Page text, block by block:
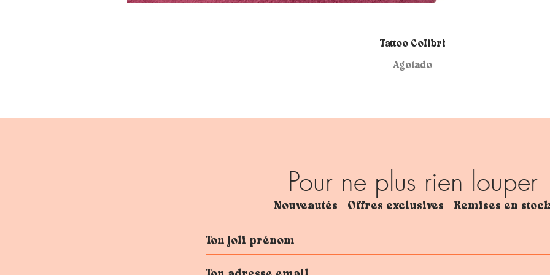
Vista rápida
Tattoo Colibri
Agotado
Pour ne plus rien louper
Nouveautés - Offres exclusives - Remises en